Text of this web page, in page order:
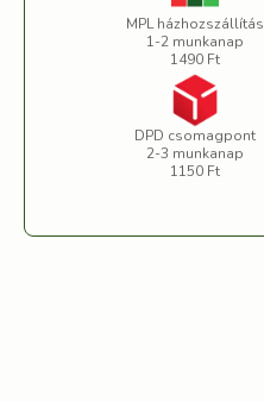
MPL házhozszállítás
1-2 munkanap
1490 Ft
DPD csomagpont
2-3 munkanap
1150 Ft